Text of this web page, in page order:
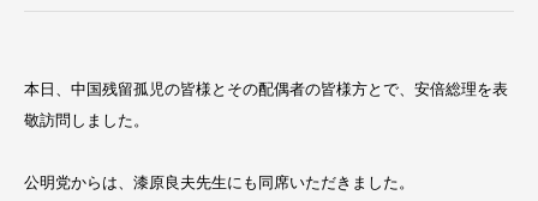
本日、中国残留孤児の皆様とその配偶者の皆様方とで、安倍総理を表
敬訪問しました。
公明党からは、漆原良夫先生にも同席いただきました。